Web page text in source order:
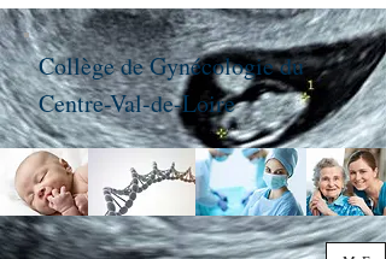
Collège de Gynécologie du
Centre-Val-de-Loire